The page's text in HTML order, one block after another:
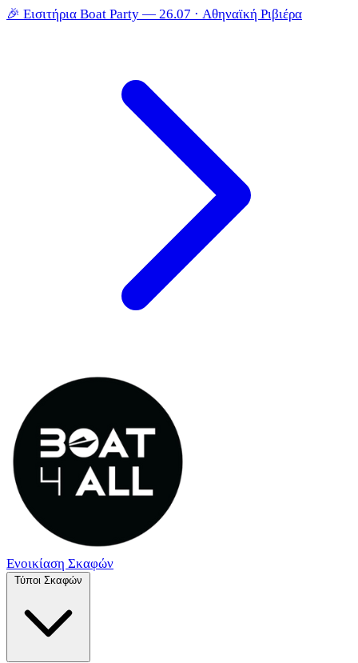
🎉 Εισιτήρια Boat Party — 26.07 · Αθηναϊκή Ριβιέρα
Ενοικίαση Σκαφών
Τύποι Σκαφών